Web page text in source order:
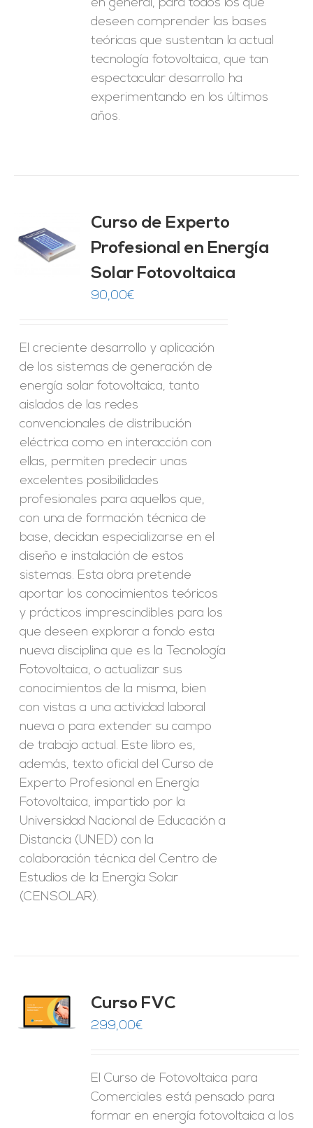
en general, para todos los que
deseen comprender las bases
teóricas que sustentan la actual
tecnología fotovoltaica, que tan
espectacular desarrollo ha
experimentando en los últimos
años.
Curso de Experto
Profesional en Energía
Solar Fotovoltaica
90,00€
El creciente desarrollo y aplicación
de los sistemas de generación de
energía solar fotovoltaica, tanto
aislados de las redes
convencionales de distribución
eléctrica como en interacción con
ellas, permiten predecir unas
excelentes posibilidades
profesionales para aquellos que,
con una de formación técnica de
base, decidan especializarse en el
diseño e instalación de estos
sistemas. Esta obra pretende
aportar los conocimientos teóricos
y prácticos imprescindibles para los
que deseen explorar a fondo esta
nueva disciplina que es la Tecnología
Fotovoltaica, o actualizar sus
conocimientos de la misma, bien
con vistas a una actividad laboral
nueva o para extender su campo
de trabajo actual. Este libro es,
además, texto oficial del Curso de
Experto Profesional en Energía
Fotovoltaica, impartido por la
Universidad Nacional de Educación a
Distancia (UNED) con la
colaboración técnica del Centro de
Estudios de la Energía Solar
(CENSOLAR).
Curso FVC
299,00€
El Curso de Fotovoltaica para
Comerciales está pensado para
formar en energía fotovoltaica a los